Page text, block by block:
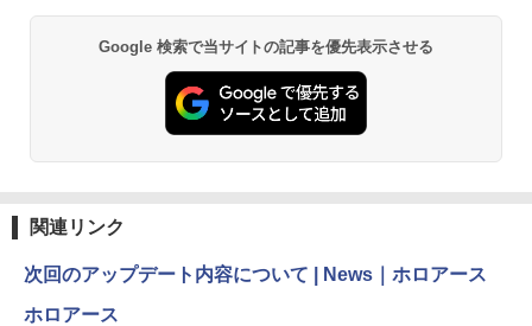
ClaudeCode いちばんやさしい 教科書:
非エンジニア 初心者 素人 でも安心 使い
方 マニュアル AI副業にもコンテンツ作成
にもKindle出版にも！ 非エンジニアのた
めのAIコーディング入門シリーズ
￥99
￥19,980
Kindle Paperwhite シグニチャーエディ
ション (32GB) 7インチディスプレイ、明
るさ自動調整、色調調節ライト、12週間
持続バッテリー、広告なし、メタリック
ジェード
Amazon Kindle Colorsoft | 16GBストレ
ージ、防水、7インチカラーディスプレ
Google 検索で当サイトの記事を優先表示させる
関連リンク
次回のアップデート内容について | News｜ホロアース
ホロアース